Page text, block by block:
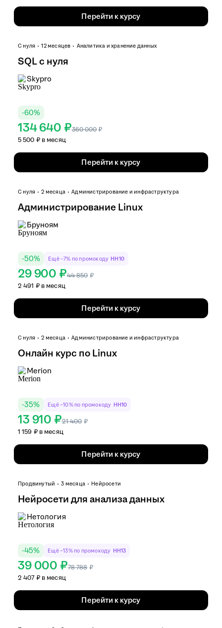
Перейти к курсу
С нуля 12 месяцев Аналитика и хранение данных
SQL с нуля
Skypro
-60%
134 640 ₽360 000 ₽
5 500 ₽ в месяц
Перейти к курсу
С нуля 2 месяца Администрирование и инфраструктура
Администрирование Linux
Бруноям
-50% Ещё −7% по промокоду HH10
29 900 ₽44 850 ₽
2 491 ₽ в месяц
Перейти к курсу
С нуля 2 месяца Администрирование и инфраструктура
Онлайн курс по Linux
Merion
-35% Ещё −10% по промокоду HH10
13 910 ₽21 400 ₽
1 159 ₽ в месяц
Перейти к курсу
Продвинутый 3 месяца Нейросети
Нейросети для анализа данных
Нетология
-45% Ещё −13% по промокоду HH13
39 000 ₽78 788 ₽
2 407 ₽ в месяц
Перейти к курсу